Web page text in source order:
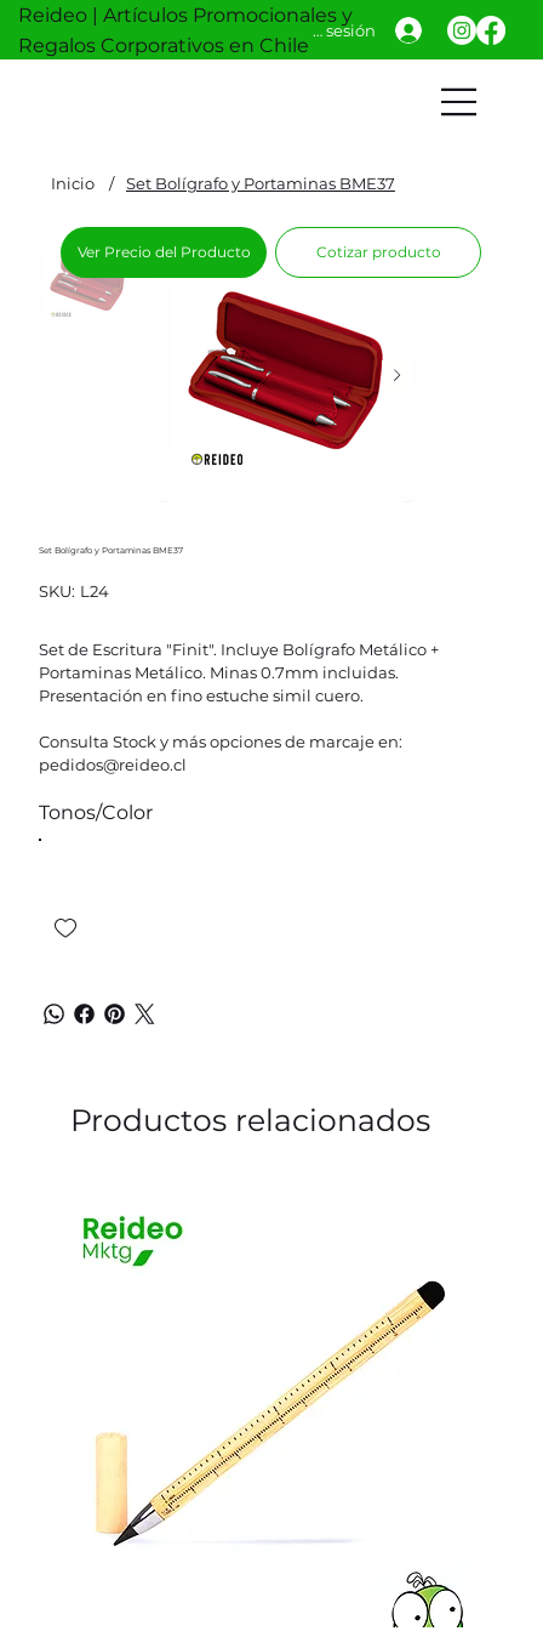
Reideo | Artículos Promocionales y
Regalos Corporativos en Chile
Iniciar sesión
Inicio / Set Bolígrafo y Portaminas BME37
Set Bolígrafo y Portaminas BME37
SKU: SKU
L24
L24
Set de Escritura "Finit". Incluye Bolígrafo Metálico +
Portaminas Metálico. Minas 0.7mm incluidas.
Presentación en fino estuche simil cuero.
Consulta Stock y más opciones de marcaje en:
pedidos@reideo.cl
Tonos/Color
Ver Precio del Producto Cotizar producto
Productos relacionados